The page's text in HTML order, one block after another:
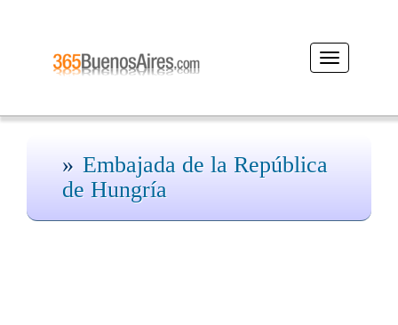
Desplegar
navegación
Embajada de la República
de Hungría